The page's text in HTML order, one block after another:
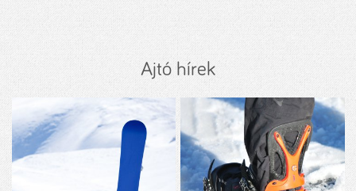
Ajtó hírek